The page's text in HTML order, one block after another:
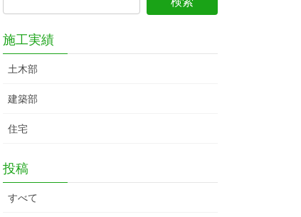
施工実績
土木部
建築部
住宅
投稿
すべて